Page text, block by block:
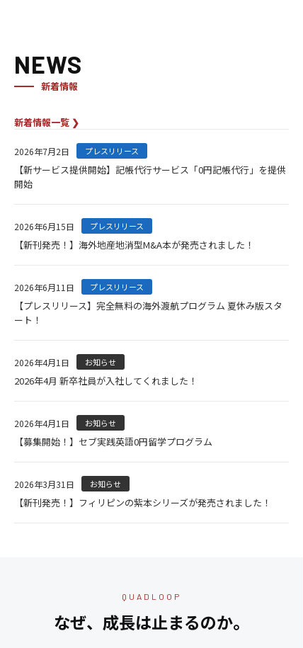
NEWS
新着情報
新着情報一覧 ❯
2026年7月2日 プレスリリース
【新サービス提供開始】記帳代行サービス「0円記帳代行」を提供
開始
2026年6月15日 プレスリリース
【新刊発売！】海外地産地消型M&A本が発売されました！
2026年6月11日 プレスリリース
【プレスリリース】完全無料の海外渡航プログラム 夏休み版スタ
ート！
2026年4月1日 お知らせ
2026年4月 新卒社員が入社してくれました！
2026年4月1日 お知らせ
【募集開始！】セブ実践英語0円留学プログラム
2026年3月31日 お知らせ
【新刊発売！】フィリピンの紫本シリーズが発売されました！
QUADLOOP
なぜ、成長は止まるのか。